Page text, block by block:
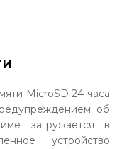
MicroSD 24 часа
об
загружается в
устройство